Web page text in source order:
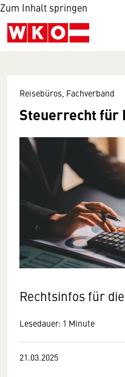
Zum Inhalt springen
Reisebüros, Fachverband
Steuerrecht für
Rechtsinfos für
Lesedauer: 1 Minute
21.03.2025